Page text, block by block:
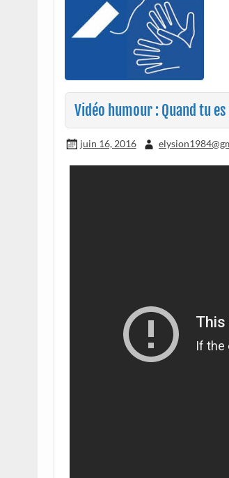
Vidéo humour : Quand tu
juin 16, 2016